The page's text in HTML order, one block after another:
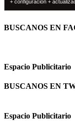
BUSCANOS EN
Espacio Publicitario
BUSCANOS EN
Espacio Publicitario